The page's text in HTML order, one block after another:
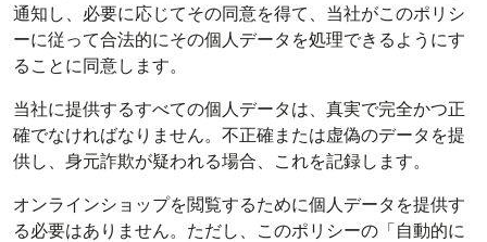
通知し、必要に応じてその同意を得て、当社がこのポリシ
ーに従って合法的にその個人データを処理できるようにす
ることに同意します。
当社に提供するすべての個人データは、真実で完全かつ正
確でなければなりません。不正確または虚偽のデータを提
供し、身元詐欺が疑われる場合、これを記録します。
オンラインショップを閲覧するために個人データを提供す
る必要はありません。ただし、このポリシーの「自動的に